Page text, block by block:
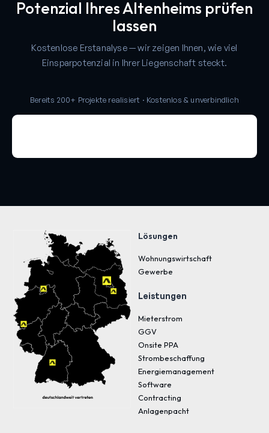
Potenzial Ihres Altenheims prüfen
lassen
Kostenlose Erstanalyse — wir zeigen Ihnen, wie viel
Einsparpotenzial in Ihrer Liegenschaft steckt.
Bereits 200+ Projekte realisiert · Kostenlos & unverbindlich
Lösungen
Wohnungswirtschaft
Gewerbe
Leistungen
Mieterstrom
GGV
Onsite PPA
Strombeschaffung
Energiemanagement
Software
Contracting
Anlagenpacht